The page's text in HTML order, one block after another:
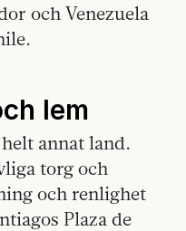
och Venezuela
lem
annat land.
torg och
och renlighet
Plaza de